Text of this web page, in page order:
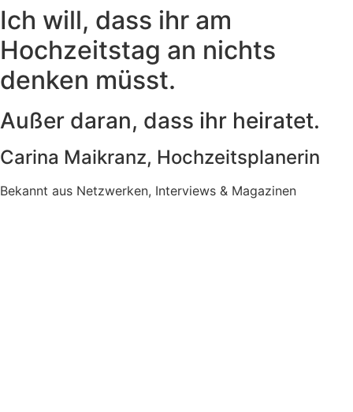
Ich will, dass ihr am
Hochzeitstag an nichts
denken müsst.
Außer daran, dass ihr heiratet.
Carina Maikranz, Hochzeitsplanerin
Bekannt aus Netzwerken, Interviews & Magazinen